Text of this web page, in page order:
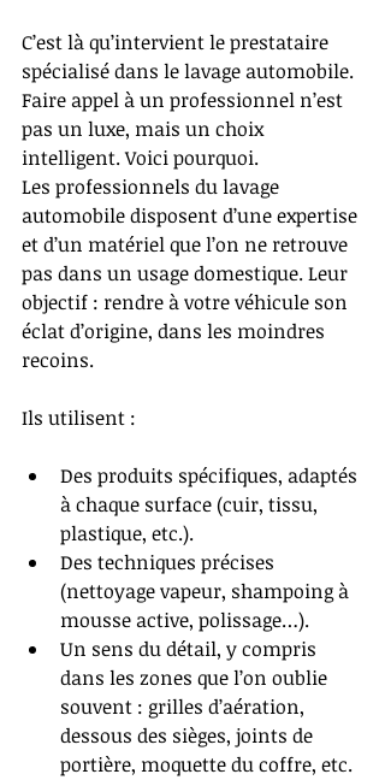
C’est là qu’intervient le prestataire
spécialisé dans le lavage automobile.
Faire appel à un professionnel n’est
pas un luxe, mais un choix
intelligent. Voici pourquoi.
Les professionnels du lavage
automobile disposent d’une expertise
et d’un matériel que l’on ne retrouve
pas dans un usage domestique. Leur
objectif : rendre à votre véhicule son
éclat d’origine, dans les moindres
recoins.
Ils utilisent :
Des produits spécifiques, adaptés
à chaque surface (cuir, tissu,
plastique, etc.).
Des techniques précises
(nettoyage vapeur, shampoing à
mousse active, polissage…).
Un sens du détail, y compris
dans les zones que l’on oublie
souvent : grilles d’aération,
dessous des sièges, joints de
portière, moquette du coffre, etc.